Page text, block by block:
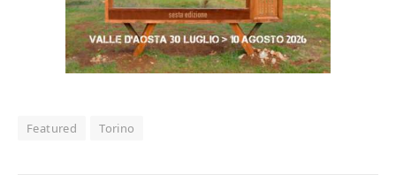
Featured Torino